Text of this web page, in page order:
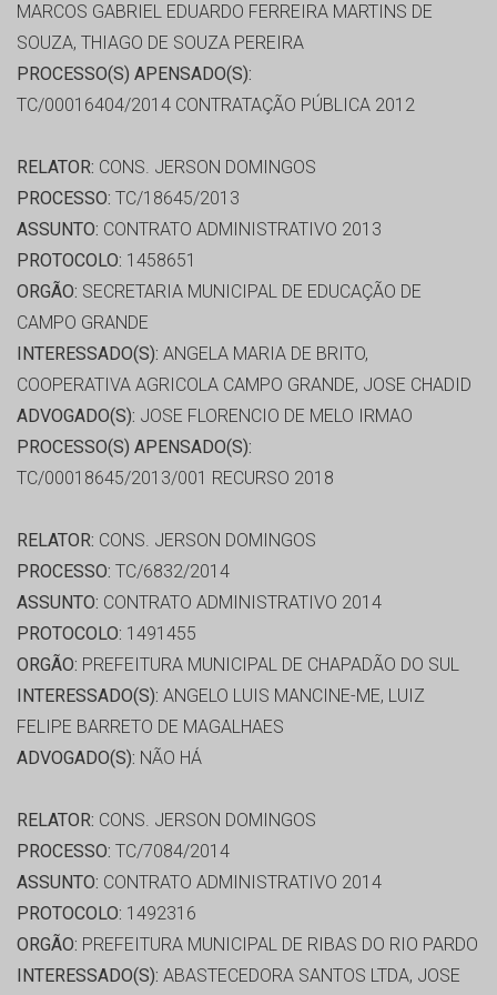
MARCOS GABRIEL EDUARDO FERREIRA MARTINS DE
SOUZA, THIAGO DE SOUZA PEREIRA
PROCESSO(S) APENSADO(S):
TC/00016404/2014 CONTRATAÇÃO PÚBLICA 2012
RELATOR: CONS. JERSON DOMINGOS
PROCESSO: TC/18645/2013
ASSUNTO: CONTRATO ADMINISTRATIVO 2013
PROTOCOLO: 1458651
ORGÃO: SECRETARIA MUNICIPAL DE EDUCAÇÃO DE
CAMPO GRANDE
INTERESSADO(S): ANGELA MARIA DE BRITO,
COOPERATIVA AGRICOLA CAMPO GRANDE, JOSE CHADID
ADVOGADO(S): JOSE FLORENCIO DE MELO IRMAO
PROCESSO(S) APENSADO(S):
TC/00018645/2013/001 RECURSO 2018
RELATOR: CONS. JERSON DOMINGOS
PROCESSO: TC/6832/2014
ASSUNTO: CONTRATO ADMINISTRATIVO 2014
PROTOCOLO: 1491455
ORGÃO: PREFEITURA MUNICIPAL DE CHAPADÃO DO SUL
INTERESSADO(S): ANGELO LUIS MANCINE-ME, LUIZ
FELIPE BARRETO DE MAGALHAES
ADVOGADO(S): NÃO HÁ
RELATOR: CONS. JERSON DOMINGOS
PROCESSO: TC/7084/2014
ASSUNTO: CONTRATO ADMINISTRATIVO 2014
PROTOCOLO: 1492316
ORGÃO: PREFEITURA MUNICIPAL DE RIBAS DO RIO PARDO
INTERESSADO(S): ABASTECEDORA SANTOS LTDA, JOSE